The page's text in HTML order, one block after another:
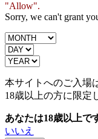
"Allow".
Sorry, we can't grant
本サイトへのご入場
18歳以上の方に限定
あなたは18歳以上で
いいえ